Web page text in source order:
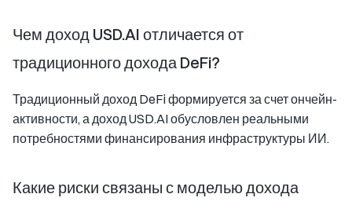
Чем доход USD.AI отличается от
традиционного дохода DeFi?
Традиционный доход DeFi формируется за счет ончейн-
активности, а доход USD.AI обусловлен реальными
потребностями финансирования инфраструктуры ИИ.
Какие риски связаны с моделью дохода